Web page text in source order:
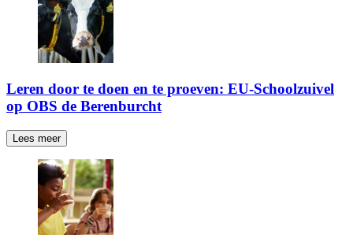
Leren door te doen en te proeven: EU-Schoolzuivel
op OBS de Berenburcht
Lees meer